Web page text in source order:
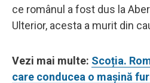
ce românul a fost dus la
Ulterior, acesta a murit din
Vezi mai multe: Scoția.
care conducea o mașină